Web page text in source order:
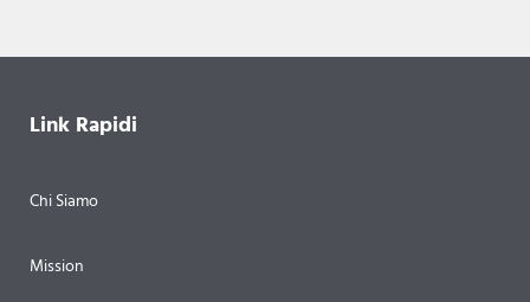
Link Rapidi
Chi Siamo
Mission